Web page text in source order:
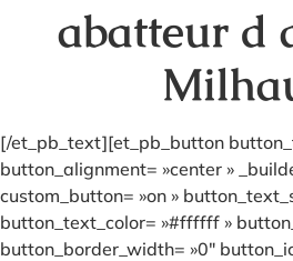
abatteur d
[/et_pb_text][et_pb_button
button_alignment= »center »
custom_button= »on »
button_text_color= »#ffffff »
button_border_width= »0″